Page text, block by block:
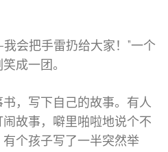
会把手雷扔给大家！”一个
成一团。
，写下自己的故事。有人
故事，噼里啪啦地说个不
个孩子写了一半突然举